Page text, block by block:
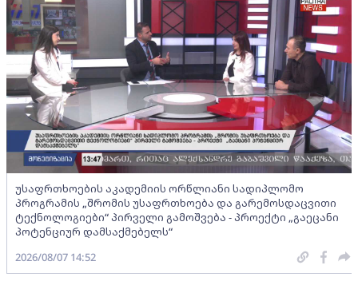
უსაფრთხოების აკადემიის ორწლიანი სადიპლომო
პროგრამის „შრომის უსაფრთხოება და გარემოსდაცვითი
ტექნოლოგიები“ პირველი გამოშვება - პროექტი „გაეცანი
პოტენციურ დამსაქმებელს“
2026/08/07 14:52